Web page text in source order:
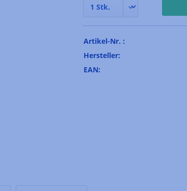
Artikel-Nr. :
Hersteller:
EAN: